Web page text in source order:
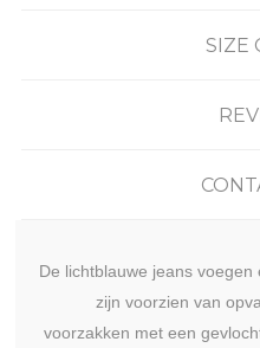
SIZE
De lichtblauwe jeans
zijn voorzien van
voorzakken met een